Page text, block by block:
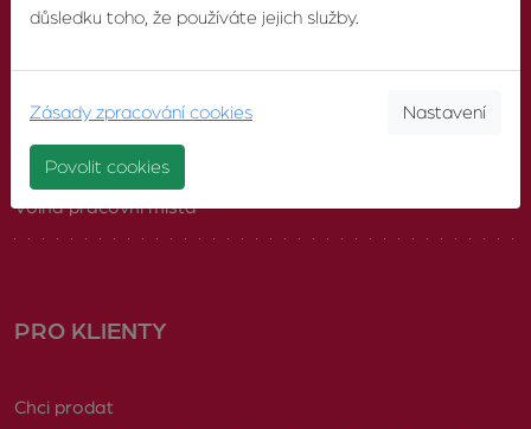
O nás
Náš tým
Volná pracovní místa
PRO KLIENTY
Chci prodat
důsledku toho, že používáte jejich služby.
Zásady zpracování cookies Nastavení
Povolit cookies